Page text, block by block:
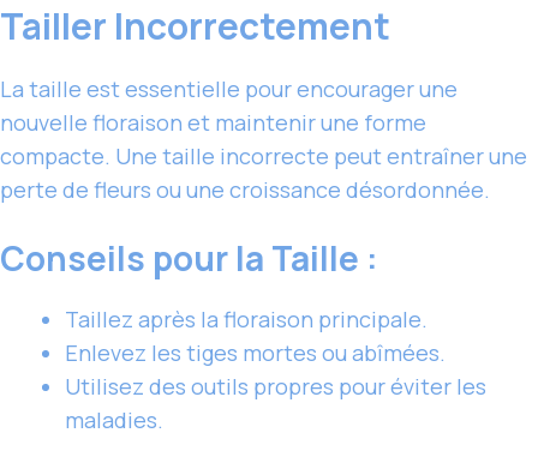
Tailler Incorrectement
La taille est essentielle pour encourager une
nouvelle floraison et maintenir une forme
compacte. Une taille incorrecte peut entraîner une
perte de fleurs ou une croissance désordonnée.
Conseils pour la Taille :
Taillez après la floraison principale.
Enlevez les tiges mortes ou abîmées.
Utilisez des outils propres pour éviter les
maladies.